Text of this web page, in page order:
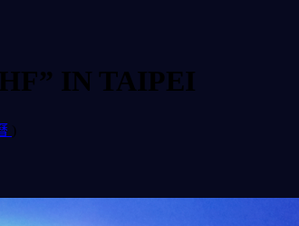
IN TAIPEI
)